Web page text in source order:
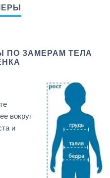
ПО ЗАМЕРАМ ТЕЛА
вокруг
и